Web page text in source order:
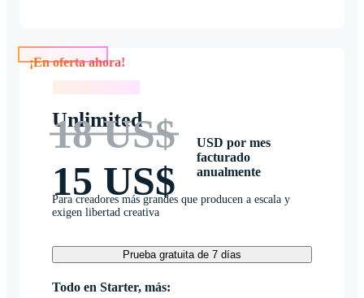
Unlimited
18 US$
15 US$
USD por mes
facturado
anualmente
Para creadores más grandes que producen a escala y
exigen libertad creativa
Prueba gratuita de 7 días
Todo en Starter, más: